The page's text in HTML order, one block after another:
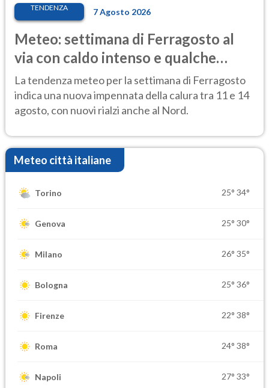
TENDENZA 7 Agosto 2026
Meteo: settimana di Ferragosto al
via con caldo intenso e qualche
temporale
La tendenza meteo per la settimana di Ferragosto
indica una nuova impennata della calura tra 11 e 14
agosto, con nuovi rialzi anche al Nord.
Meteo città italiane
Torino 25° 34°
Genova 25° 30°
Milano 26° 35°
Bologna 25° 36°
Firenze 22° 38°
Roma 24° 38°
Napoli 27° 33°